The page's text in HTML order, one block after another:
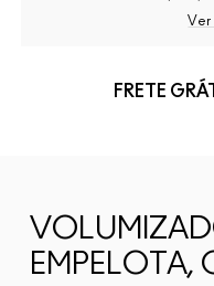
Ver
FRETE
EMPELOTA,